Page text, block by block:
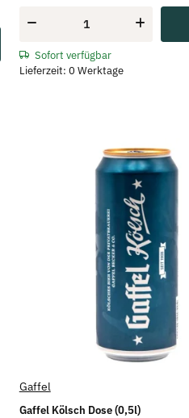
Sofort verfügbar
Lieferzeit: 0 Werktage
Gaffel
Gaffel Kölsch Dose (0,5l)